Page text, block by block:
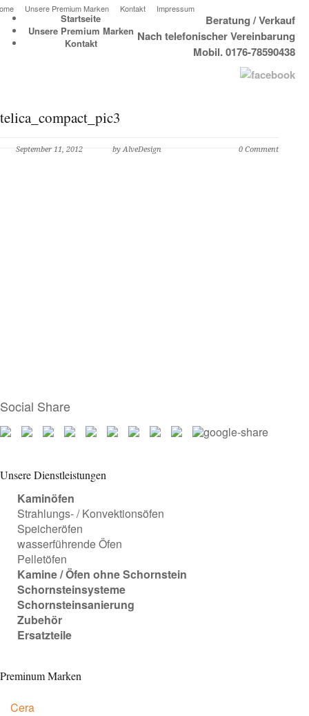
Unsere Premium Marken Kontakt Impressum
Beratung / Verkauf
Nach telefonischer Vereinbarung
Mobil. 0176-78590438
Startseite
Unsere Premium Marken
Kontakt
telica_compact_pic3
September 11, 2012 by AlveDesign 0 Comment
Social Share
Unsere Dienstleistungen
Kaminöfen
Strahlungs- / Konvektionsöfen
Speicheröfen
wasserführende Öfen
Pelletöfen
Kamine / Öfen ohne Schornstein
Schornsteinsysteme
Schornsteinsanierung
Zubehör
Ersatzteile
Preminum Marken
Cera